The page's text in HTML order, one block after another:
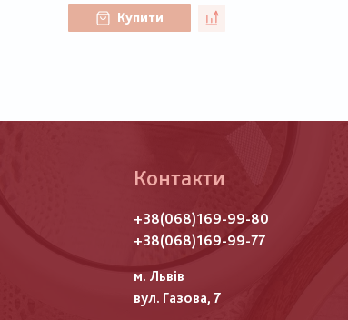
Купити
Контакти
+38(068)169-99-80
+38(068)169-99-77
м. Львів
вул. Газова, 7